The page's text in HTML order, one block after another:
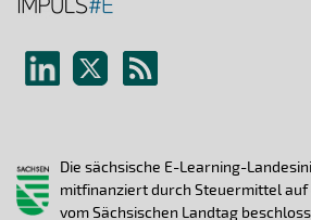
Die sächsische E-Learning-
mitfinanziert durch Steuermittel auf
vom Sächsischen Landtag